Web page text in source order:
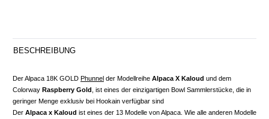
BESCHREIBUNG
Der Alpaca 18K GOLD Phunnel der Modellreihe Alpaca X Kaloud und dem
Colorway Raspberry Gold , ist eines der einzigartigen Bowl Sammlerstücke, die in
geringer Menge exklusiv bei Hookain verfügbar sind
Der Alpaca x Kaloud ist eines der 13 Modelle von Alpaca. Wie alle anderen Modelle